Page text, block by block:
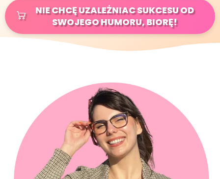
NIE CHCĘ UZALEŻNIAC SUKCESU OD
SWOJEGO HUMORU, BIORĘ!